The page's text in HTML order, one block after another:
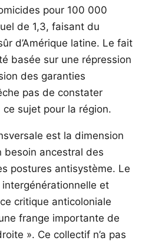
pour 100 000
de 1,3, faisant du
d’Amérique latine. Le fait
basée sur une répression
des garanties
pas de constater
ce sujet pour la région.
est la dimension
besoin ancestral des
postures antisystème. Le
et
critique anticoloniale
frange importante de
». Ce collectif n’a pas